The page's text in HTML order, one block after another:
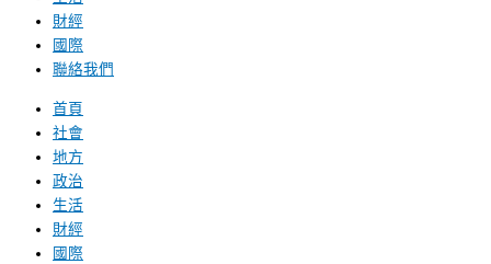
財經
國際
聯絡我們
首頁
社會
地方
政治
生活
財經
國際